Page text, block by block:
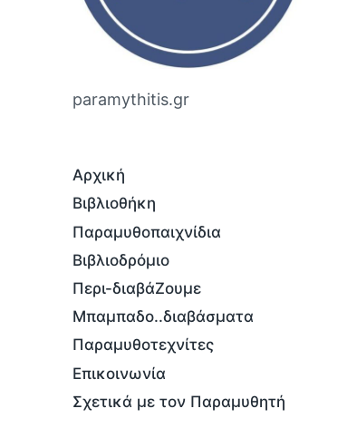
paramythitis.gr
Αρχική
Βιβλιοθήκη
Παραμυθοπαιχνίδια
Βιβλιοδρόμιο
Περι-διαβάΖουμε
Μπαμπαδο..διαβάσματα
Παραμυθοτεχνίτες
Επικοινωνία
Σχετικά με τον Παραμυθητή